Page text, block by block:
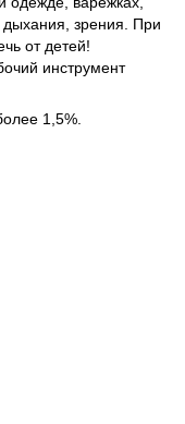
дыхания, зрения. При
от детей!
инструмент
1,5%.